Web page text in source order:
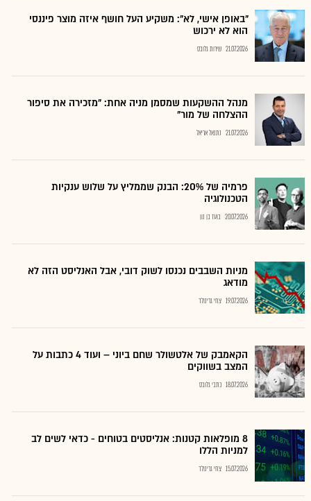
"באופן אישי, לא": משקיע העל חושף איזה מוצר פיננסי
הוא לא ירכוש
21.07.2026 שירות גלובס
מנהל ההשקעות שמסמן מניה אחת: "מזכירה את סיפור
ההצלחה של מור"
21.07.2026 נתנאל אריאל
פרמיה של 20%: הבנק שממליץ על שלוש ענקיות
הטכנולוגיה
20.07.2026 בועז בן נון
מניות השבבים נכנסו לשוק דובי, אבל האנליסט הזה לא
מודאג
19.07.2026 צחי גרינולד
הקאמבק של אלטשולר שחם ביוני – ועוד 4 כתבות על
המצב בשווקים
18.07.2026 כתבי גלובס
8 מופלאות קטנות: אנליסטים בטוחים - כדאי לשים לב
למניות הללו
15.07.2026 צחי גרינולד